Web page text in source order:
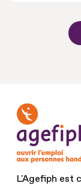
L'Agefiph est